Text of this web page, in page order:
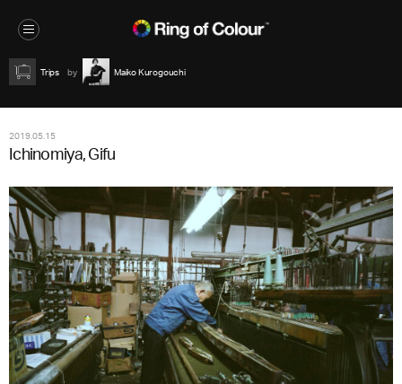
Trips Maiko Kurogouchi
2019.05.15
Ichinomiya, Gifu